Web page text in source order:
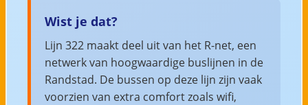
Wist je dat?
Lijn 322 maakt deel uit van het R-net, een
netwerk van hoogwaardige buslijnen in de
Randstad. De bussen op deze lijn zijn vaak
voorzien van extra comfort zoals wifi,